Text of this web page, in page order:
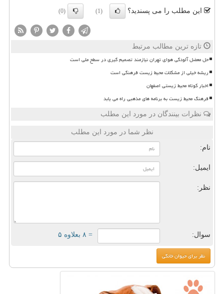
این مطلب را می پسندید؟ (1)
(0)
تازه ترین مطالب مرتبط
حل معضل آلودگی هوای تهران نیازمند تصمیم گیری در سطح ملی است
ریشه خیلی از مشکلات محیط زیست فرهنگی است
اخبار کوتاه محیط زیستی اصفهان
فرهنگ محیط زیست به برنامه های مذهبی راه می یابد
نظرات بینندگان در مورد این مطلب
نظر شما در مورد این مطلب
نام:
ایمیل:
نظر:
سوال: = ۸ بعلاوه ۵